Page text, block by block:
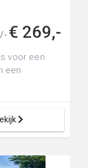
€ 269,-
voor een
een